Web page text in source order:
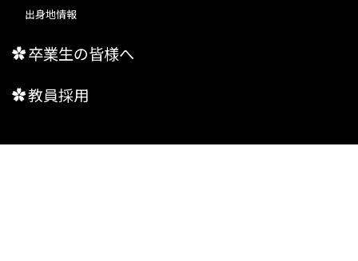
出身地情報
卒業生の皆様へ
教員採用